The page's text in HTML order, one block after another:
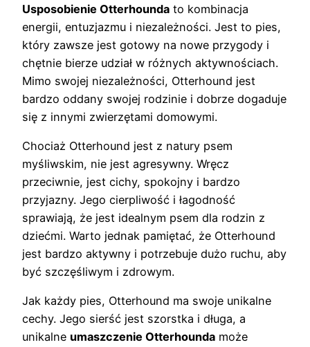
Usposobienie Otterhounda to kombinacja
energii, entuzjazmu i niezależności. Jest to pies,
który zawsze jest gotowy na nowe przygody i
chętnie bierze udział w różnych aktywnościach.
Mimo swojej niezależności, Otterhound jest
bardzo oddany swojej rodzinie i dobrze dogaduje
się z innymi zwierzętami domowymi.
Chociaż Otterhound jest z natury psem
myśliwskim, nie jest agresywny. Wręcz
przeciwnie, jest cichy, spokojny i bardzo
przyjazny. Jego cierpliwość i łagodność
sprawiają, że jest idealnym psem dla rodzin z
dziećmi. Warto jednak pamiętać, że Otterhound
jest bardzo aktywny i potrzebuje dużo ruchu, aby
być szczęśliwym i zdrowym.
Jak każdy pies, Otterhound ma swoje unikalne
cechy. Jego sierść jest szorstka i długa, a
unikalne umaszczenie Otterhounda może